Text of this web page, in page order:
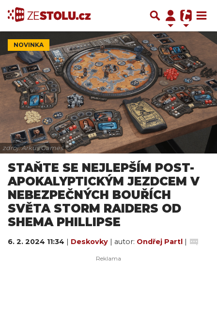
NOVINKA
zdroj: Arkus Games
STAŇTE SE NEJLEPŠÍM POST-
APOKALYPTICKÝM JEZDCEM V
NEBEZPEČNÝCH BOUŘÍCH
SVĚTA STORM RAIDERS OD
SHEMA PHILLIPSE
6. 2. 2024 11:34 | Deskovky | autor: Ondřej Partl |